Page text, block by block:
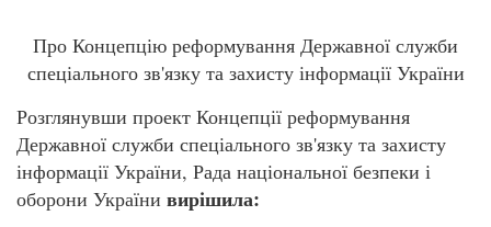
Про Концепцію реформування Державної служби
спеціального зв'язку та захисту інформації України
Розглянувши проект Концепції реформування
Державної служби спеціального зв'язку та захисту
інформації України, Рада національної безпеки і
оборони України вирішила: